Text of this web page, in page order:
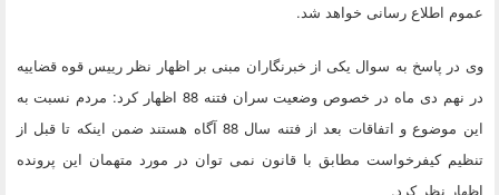
عموم اطلاع رسانی خواهد شد.
وی در پاسخ به سوال یکی از خبرنگاران مبنی بر اظهار نظر رییس قوه قضاییه
در نهم دی ماه در خصوص وضعیت سران فتنه 88 اظهار کرد: مردم نسبت به
این موضوع و اتفاقات بعد از فتنه سال 88 آگاه هستند ضمن اینکه تا قبل از
تنظیم کیفرخواست مطابق با قانون نمی توان در مورد متهمان این پرونده
اظهار نظر کرد.